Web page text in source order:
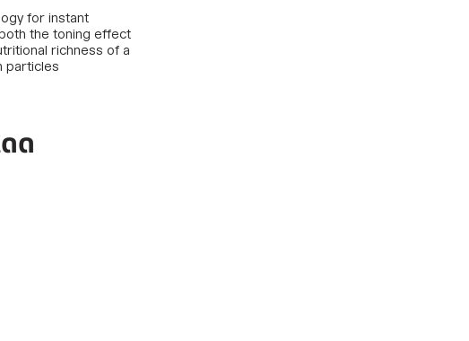
for instant
the toning effect
richness of a
particles
ด